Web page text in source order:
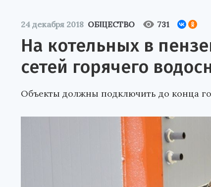
24 декабря 2018 ОБЩЕСТВО 731
На котельных в
сетей горячего
Объекты должны подключить до конца